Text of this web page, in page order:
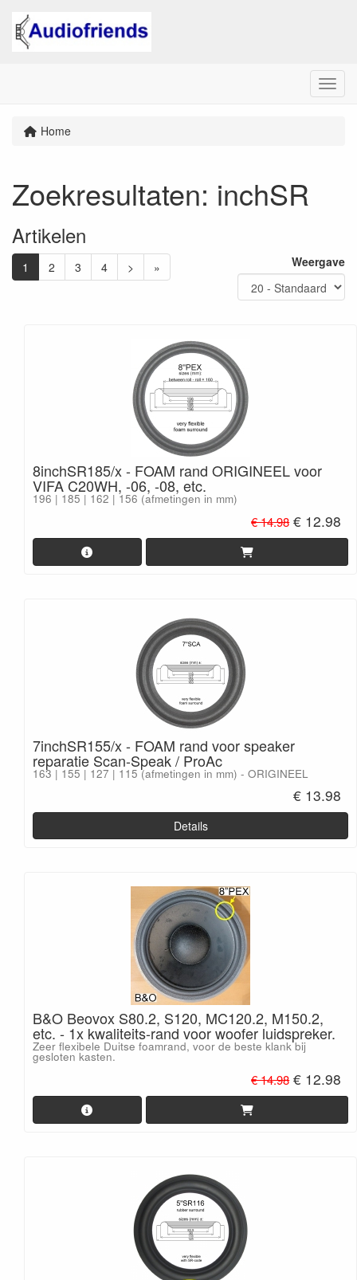
Menu
Home
Zoekresultaten: inchSR
Artikelen
1 2 3 4 > » Weergave
8inchSR185/x - FOAM rand ORIGINEEL voor
VIFA C20WH, -06, -08, etc.
196 | 185 | 162 | 156 (afmetingen in mm)
€ 14.98 € 12.98
7inchSR155/x - FOAM rand voor speaker
reparatie Scan-Speak / ProAc
163 | 155 | 127 | 115 (afmetingen in mm) - ORIGINEEL
€ 13.98
Details
B&O Beovox S80.2, S120, MC120.2, M150.2,
etc. - 1x kwaliteits-rand voor woofer luidspreker.
Zeer flexibele Duitse foamrand, voor de beste klank bij
gesloten kasten.
€ 14.98 € 12.98